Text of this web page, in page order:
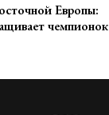
Европы:
чемпионок